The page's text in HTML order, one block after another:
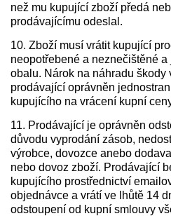
než mu kupující zboží předá
prodávajícímu odeslal.
10. Zboží musí vrátit kupující
neopotřebené a neznečištěné
obalu. Nárok na náhradu škody
prodávající oprávněn
kupujícího na vrácení kupní
11. Prodávající je oprávněn
důvodu vyprodání zásob,
výrobce, dovozce anebo
nebo dovoz zboží. Prodávající
kupujícího prostřednictví
objednávce a vrátí ve lhůtě 14
odstoupení od kupní smlouvy